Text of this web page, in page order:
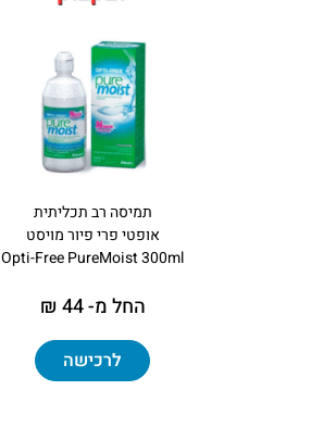
תמיסה רב תכליתית
אופטי פרי פיור מויסט
Opti-Free PureMoist 300ml
החל מ- 44 ₪
לרכישה